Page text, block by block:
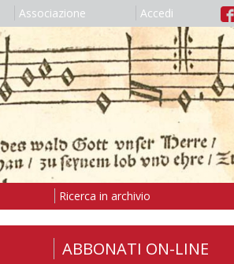
Associazione Accedi
Ricerca in archivio
ABBONATI ON-LINE